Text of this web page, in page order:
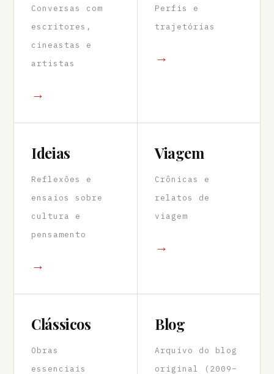
Conversas com
escritores,
cineastas e
artistas
→
Perfis e
trajetórias
→
Ideias
Reflexões e
ensaios sobre
cultura e
pensamento
→
Viagem
Crônicas e
relatos de
viagem
→
Clássicos
Obras
essenciais
Blog
Arquivo do blog
original (2009–